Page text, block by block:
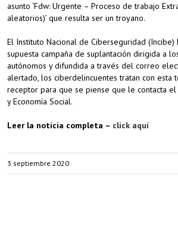
asunto ‘Fdw: Urgente – Proceso de trabajo
aleatorios)’ que resulta ser un troyano.
El Instituto Nacional de Ciberseguridad
supuesta campaña de suplantación dirigida a
autónomos y difundida a través del correo
alertado, los ciberdelincuentes tratan con esta
receptor para que se piense que le contacta
y Economía Social.
Leer la noticia completa – click aquí
3 septiembre 2020